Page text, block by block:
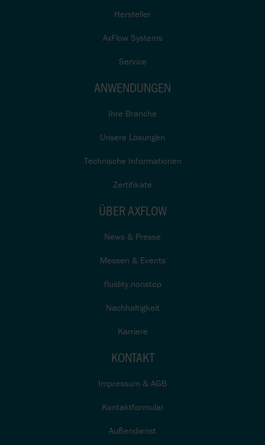
Hersteller
AxFlow Systems
Service
ANWENDUNGEN
Ihre Branche
Unsere Lösungen
Technische Informationen
Zertifikate
ÜBER AXFLOW
News & Presse
Messen & Events
fluidity.nonstop
Nachhaltigkeit
Karriere
KONTAKT
Impressum & AGB
Kontaktformular
Außendienst